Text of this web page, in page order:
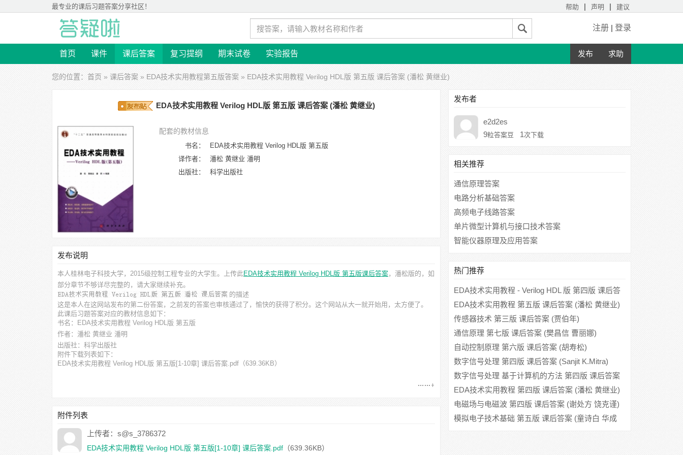
最专业的课后习题答案分享社区！ 帮助 | 声明 | 建议
注册 | 登录
首页 课件 课后答案 复习提纲 期末试卷 实验报告 发布 求助
您的位置： 首页 » 课后答案 » EDA技术实用教程第五版答案 » EDA技术实用教程 Verilog HDL版 第五版 课后答案 (潘松 黄继业)
EDA技术实用教程 Verilog HDL版 第五版 课后答案 (潘松 黄继业)
配套的教材信息
书名：
EDA技术实用教程 Verilog HDL版 第五版
译作者：
潘松 黄继业 潘明
出版社：
科学出版社
发布说明
本人桂林电子科技大学，2015级控制工程专业的大学生。上传此EDA技术实用教程 Verilog HDL版 第五版课后答案，潘松版的，如
部分章节不够详尽完整的，请大家继续补充。
的描述
这是本人在这网站发布的第二份答案，之前发的答案也审核通过了，愉快的获得了积分。这个网站从大一就开始用，太方便了。
此课后习题答案对应的教材信息如下：
书名：EDA技术实用教程 Verilog HDL版 第五版
作者：潘松 黄继业 潘明
出版社：科学出版社
附件下载列表如下：
EDA技术实用教程 Verilog HDL版 第五版[1-10章] 课后答案.pdf （639.36KB）
附件列表
上传者：s@s_3786372
EDA技术实用教程 Verilog HDL版 第五版[1-10章] 课后答案.pdf （639.36KB）
发布者
e2d2es
9粒答案豆 1次下载
相关推荐
通信原理答案
电路分析基础答案
高频电子线路答案
单片微型计算机与接口技术答案
智能仪器原理及应用答案
热门推荐
EDA技术实用教程 - Verilog HDL 版 第四版 课后答
案 (潘松 黄继业)
EDA技术实用教程 第五版 课后答案 (潘松 黄继业)
传感器技术 第三版 课后答案 (贾伯年)
通信原理 第七版 课后答案 (樊昌信 曹丽娜)
自动控制原理 第六版 课后答案 (胡寿松)
数字信号处理 第四版 课后答案 (Sanjit K.Mitra)
数字信号处理 基于计算机的方法 第四版 课后答案
(Sanjit.K.Mitra 阔永红)
EDA技术实用教程 第四版 课后答案 (潘松 黄继业)
电磁场与电磁波 第四版 课后答案 (谢处方 饶克谨)
模拟电子技术基础 第五版 课后答案 (童诗白 华成